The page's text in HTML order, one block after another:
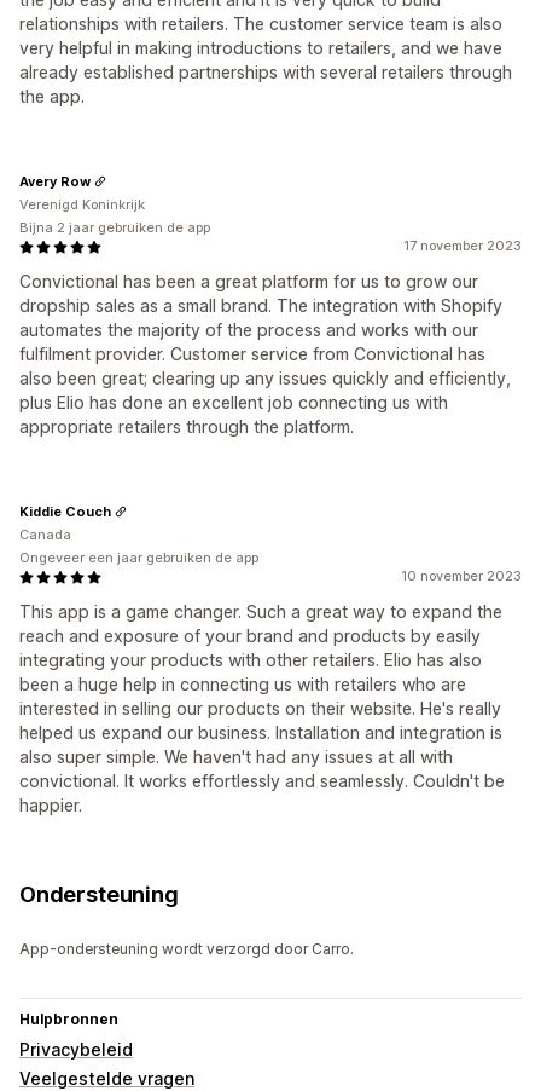
relationships with retailers. The customer service team is also
very helpful in making introductions to retailers, and we have
already established partnerships with several retailers through
the app.
17 november 2023
Convictional has been a great platform for us to grow our
dropship sales as a small brand. The integration with Shopify
automates the majority of the process and works with our
fulfilment provider. Customer service from Convictional has
also been great; clearing up any issues quickly and efficiently,
plus Elio has done an excellent job connecting us with
appropriate retailers through the platform.
Avery Row
Verenigd Koninkrijk
Bijna 2 jaar gebruiken de app
10 november 2023
This app is a game changer. Such a great way to expand the
reach and exposure of your brand and products by easily
integrating your products with other retailers. Elio has also
been a huge help in connecting us with retailers who are
interested in selling our products on their website. He's really
helped us expand our business. Installation and integration is
also super simple. We haven't had any issues at all with
convictional. It works effortlessly and seamlessly. Couldn't be
happier.
Kiddie Couch
Canada
Ongeveer een jaar gebruiken de app
Ondersteuning
App-ondersteuning wordt verzorgd door Carro.
Hulpbronnen
Privacybeleid
Veelgestelde vragen